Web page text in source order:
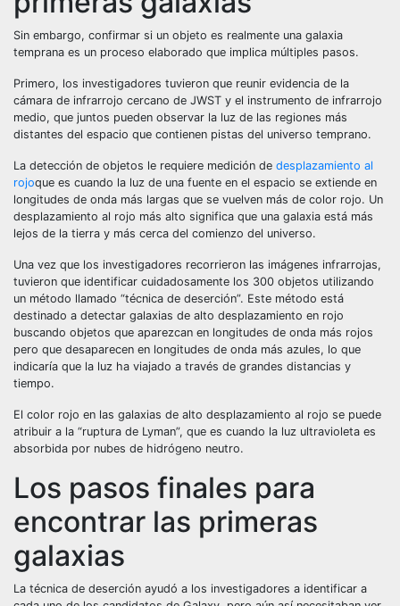
Sin embargo, confirmar si un objeto es realmente una galaxia
temprana es un proceso elaborado que implica múltiples pasos.
Primero, los investigadores tuvieron que reunir evidencia de la
cámara de infrarrojo cercano de JWST y el instrumento de infrarrojo
medio, que juntos pueden observar la luz de las regiones más
distantes del espacio que contienen pistas del universo temprano.
La detección de objetos le requiere medición de desplazamiento al
rojoque es cuando la luz de una fuente en el espacio se extiende en
longitudes de onda más largas que se vuelven más de color rojo. Un
desplazamiento al rojo más alto significa que una galaxia está más
lejos de la tierra y más cerca del comienzo del universo.
Una vez que los investigadores recorrieron las imágenes infrarrojas,
tuvieron que identificar cuidadosamente los 300 objetos utilizando
un método llamado “técnica de deserción”. Este método está
destinado a detectar galaxias de alto desplazamiento en rojo
buscando objetos que aparezcan en longitudes de onda más rojos
pero que desaparecen en longitudes de onda más azules, lo que
indicaría que la luz ha viajado a través de grandes distancias y
tiempo.
El color rojo en las galaxias de alto desplazamiento al rojo se puede
atribuir a la “ruptura de Lyman”, que es cuando la luz ultravioleta es
absorbida por nubes de hidrógeno neutro.
Los pasos finales para
encontrar las primeras
galaxias
La técnica de deserción ayudó a los investigadores a identificar a